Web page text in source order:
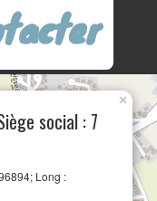
social : 7
Long :
×